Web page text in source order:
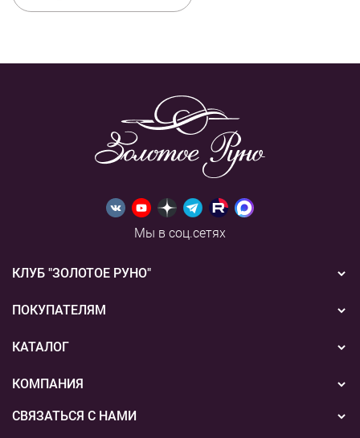
Мы в соц.сетях
КЛУБ "ЗОЛОТОЕ РУНО"
Новости
Акции
ПОКУПАТЕЛЯМ
Бонусная система
Подарочные сертификаты
Способы оплаты
КАТАЛОГ
Вышивка
Пряжа
КОМПАНИЯ
О нас
СВЯЗАТЬСЯ С НАМИ